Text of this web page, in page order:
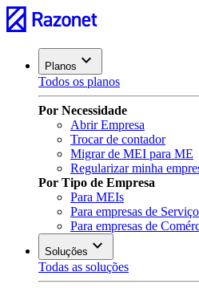
Planos
Todos os planos
Por Necessidade
Abrir Empresa
Trocar de contador
Migrar de MEI para ME
Regularizar minha
Por Tipo de Empresa
Para MEIs
Para empresas de
Para empresas de
Soluções
Todas as soluções